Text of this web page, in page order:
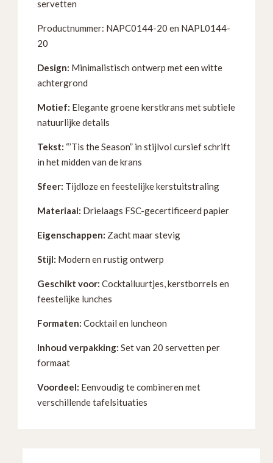
Formaat
NAPC0144-
NAPL0144-
aantal
servetten
Productnummer: NAPC0144-20 en NAPL0144-
20
Design: Minimalistisch ontwerp met een witte
achtergrond
Motief: Elegante groene kerstkrans met subtiele
natuurlijke details
Tekst: “’Tis the Season” in stijlvol cursief schrift
in het midden van de krans
Sfeer: Tijdloze en feestelijke kerstuitstraling
Materiaal: Drielaags FSC-gecertificeerd papier
Eigenschappen: Zacht maar stevig
Stijl: Modern en rustig ontwerp
Geschikt voor: Cocktailuurtjes, kerstborrels en
feestelijke lunches
Formaten: Cocktail en luncheon
Inhoud verpakking: Set van 20 servetten per
formaat
Voordeel: Eenvoudig te combineren met
verschillende tafelsituaties